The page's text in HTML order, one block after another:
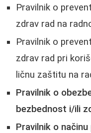
Pravilnik o
zdrav rad na
Pravilnik o
zdrav rad pri
ličnu zaštitu na
Pravilnik o
bezbednost i/ili
Pravilnik o